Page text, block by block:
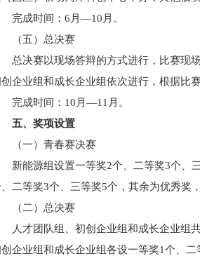
完成时间：6月—10月。
（五）总决赛
总决赛以现场答辩的方式进行，比赛现
企业组和成长企业组依次进行，根据比
完成时间：10月—11月。
五、奖项设置
（一）青春赛决赛
新能源组设置一等奖2个、二等奖3个、
二等奖3个、三等奖5个，其余为优秀奖
（二）总决赛
人才团队组、初创企业组和成长企业组
企业组和成长企业组各设一等奖1个、